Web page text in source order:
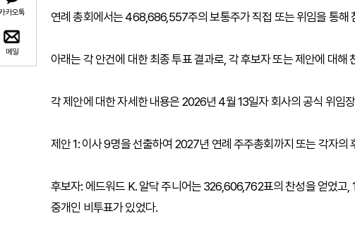
카오톡
메일
연례 총회에서는 468,686,557주의 보통주가 직접 또는 위임을 통해
아래는 각 안건에 대한 최종 투표 결과로, 각 후보자 또는 제안에 대해
각 제안에 대한 자세한 내용은 2026년 4월 13일자 회사의 공식 위임
제안 1: 이사 9명을 선출하여 2027년 연례 주주총회까지 또는 각자
후보자: 에드워드 K. 알닥 주니어는 326,606,762표의 찬성을 얻었
중개인 비투표가 있었다.